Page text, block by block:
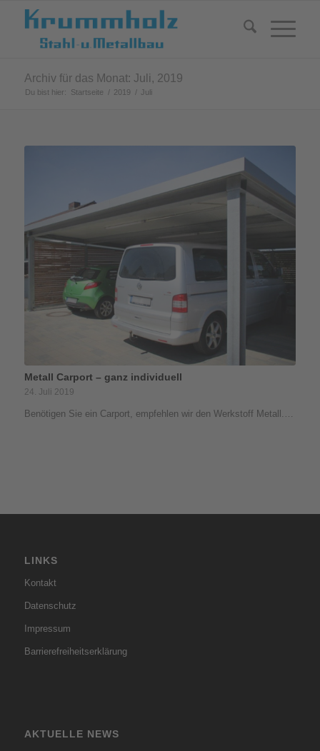
Archiv für das Monat: Juli, 2019
Du bist hier: Startseite / 2019 / Juli
Metall Carport – ganz individuell
24. Juli 2019
Benötigen Sie ein Carport, empfehlen wir den Werkstoff Metall.…
LINKS
Kontakt
Datenschutz
Impressum
Barrierefreiheitserklärung
AKTUELLE NEWS